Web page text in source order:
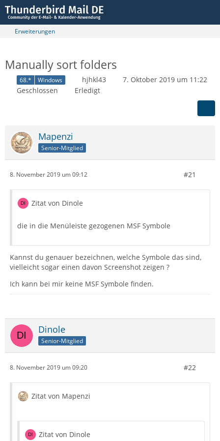
Erweiterungen
Manually sort folders
68.* Windows hjhkl43
7. Oktober 2019 um 11:22
Geschlossen
Erledigt
Mapenzi
Senior-Mitglied
8. November 2019 um 09:12 #21
Zitat von Dinole
die in die Menüleiste gezogenen MSF Symbole
Kannst du genauer bezeichnen, welche Symbole das sind,
vielleicht sogar einen davon Screenshot zeigen ?
Ich kann bei mir keine MSF Symbole finden.
Dinole
Senior-Mitglied
8. November 2019 um 09:20 #22
Zitat von Mapenzi
Zitat von Dinole